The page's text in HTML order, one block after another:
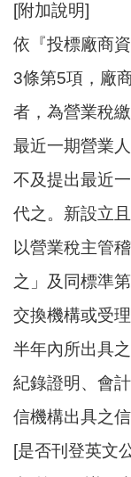
[附加說明]
依『投標廠商
3條第5項，廠
者，為營業稅
最近一期營業
不及提出最近
代之。新設立
以營業稅主管
之」及同標準
交換機構或受
半年內所出具
紀錄證明、會
信機構出具之
[是否刊登英文